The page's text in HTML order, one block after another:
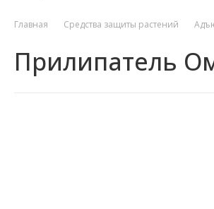
Главная Средства защиты растений
Прилипатель